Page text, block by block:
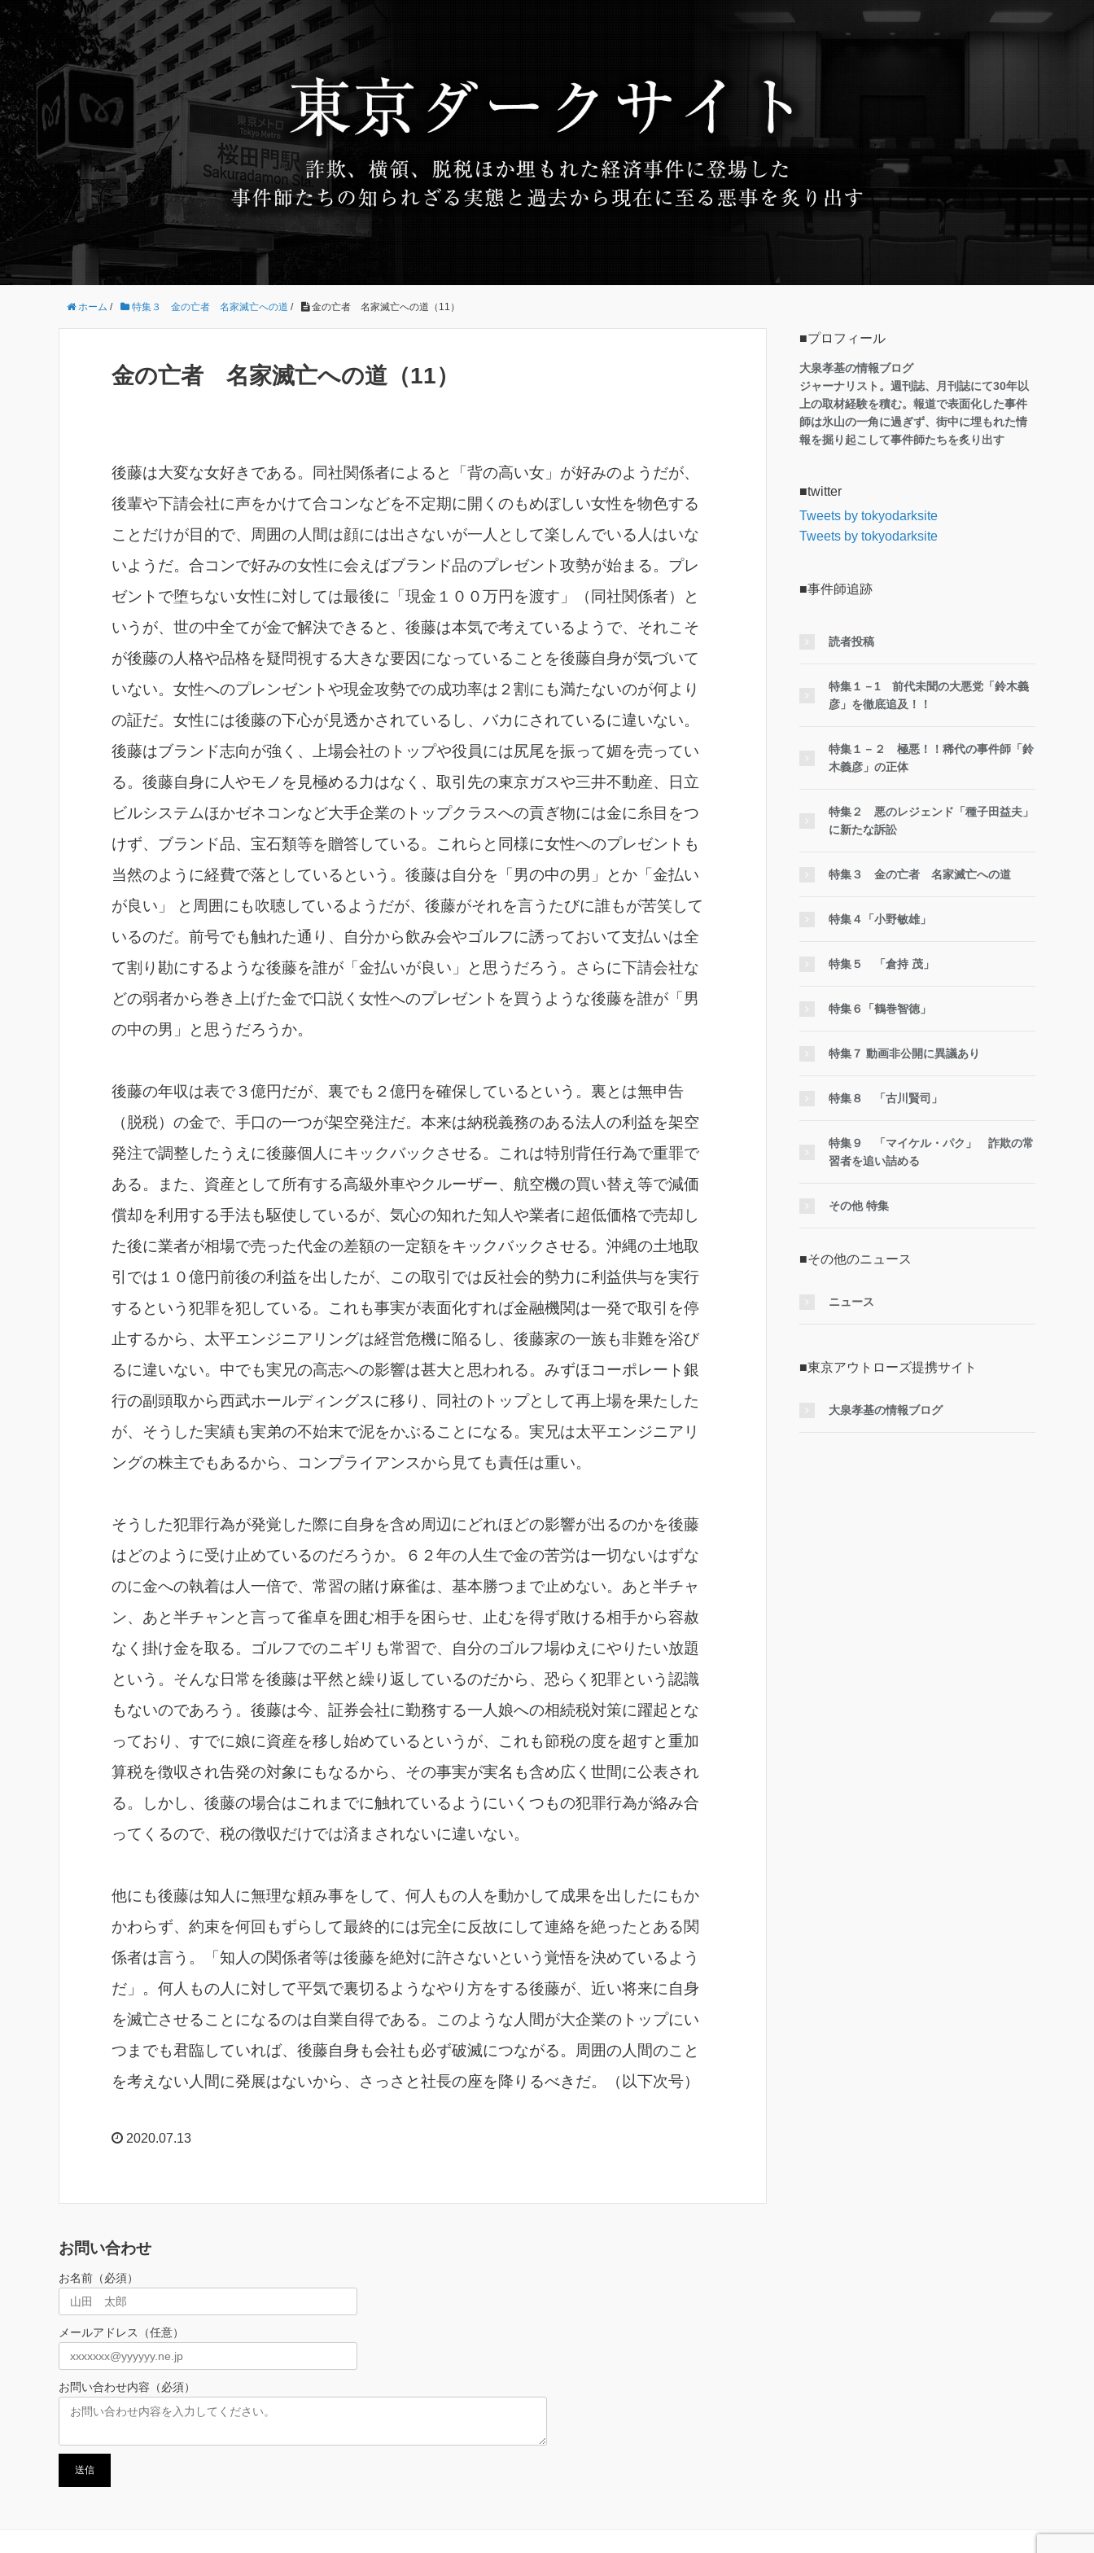
ホーム / 特集３ 金の亡者 名家滅亡への道 / 金の亡者 名家滅亡への道（11）
金の亡者 名家滅亡への道（11）
後藤は大変な女好きである。同社関係者によると「背の高い女」が好みのようだが、
後輩や下請会社に声をかけて合コンなどを不定期に開くのもめぼしい女性を物色する
ことだけが目的で、周囲の人間は顔には出さないが一人として楽しんでいる人はいな
いようだ。合コンで好みの女性に会えばブランド品のプレゼント攻勢が始まる。プレ
ゼントで堕ちない女性に対しては最後に「現金１００万円を渡す」（同社関係者）と
いうが、世の中全てが金で解決できると、後藤は本気で考えているようで、それこそ
が後藤の人格や品格を疑問視する大きな要因になっていることを後藤自身が気づいて
いない。女性へのプレンゼントや現金攻勢での成功率は２割にも満たないのが何より
の証だ。女性には後藤の下心が見透かされているし、バカにされているに違いない。
後藤はブランド志向が強く、上場会社のトップや役員には尻尾を振って媚を売ってい
る。後藤自身に人やモノを見極める力はなく、取引先の東京ガスや三井不動産、日立
ビルシステムほかゼネコンなど大手企業のトップクラスへの貢ぎ物には金に糸目をつ
けず、ブランド品、宝石類等を贈答している。これらと同様に女性へのプレゼントも
当然のように経費で落としているという。後藤は自分を「男の中の男」とか「金払い
が良い」 と周囲にも吹聴しているようだが、後藤がそれを言うたびに誰もが苦笑して
いるのだ。前号でも触れた通り、自分から飲み会やゴルフに誘っておいて支払いは全
て割り勘にするような後藤を誰が「金払いが良い」と思うだろう。さらに下請会社な
どの弱者から巻き上げた金で口説く女性へのプレゼントを買うような後藤を誰が「男
の中の男」と思うだろうか。
後藤の年収は表で３億円だが、裏でも２億円を確保しているという。裏とは無申告
（脱税）の金で、手口の一つが架空発注だ。本来は納税義務のある法人の利益を架空
発注で調整したうえに後藤個人にキックバックさせる。これは特別背任行為で重罪で
ある。また、資産として所有する高級外車やクルーザー、航空機の買い替え等で減価
償却を利用する手法も駆使しているが、気心の知れた知人や業者に超低価格で売却し
た後に業者が相場で売った代金の差額の一定額をキックバックさせる。沖縄の土地取
引では１０億円前後の利益を出したが、この取引では反社会的勢力に利益供与を実行
するという犯罪を犯している。これも事実が表面化すれば金融機関は一発で取引を停
止するから、太平エンジニアリングは経営危機に陥るし、後藤家の一族も非難を浴び
るに違いない。中でも実兄の高志への影響は甚大と思われる。みずほコーポレート銀
行の副頭取から西武ホールディングスに移り、同社のトップとして再上場を果たした
が、そうした実績も実弟の不始末で泥をかぶることになる。実兄は太平エンジニアリ
ングの株主でもあるから、コンプライアンスから見ても責任は重い。
そうした犯罪行為が発覚した際に自身を含め周辺にどれほどの影響が出るのかを後藤
はどのように受け止めているのだろうか。６２年の人生で金の苦労は一切ないはずな
のに金への執着は人一倍で、常習の賭け麻雀は、基本勝つまで止めない。あと半チャ
ン、あと半チャンと言って雀卓を囲む相手を困らせ、止むを得ず敗ける相手から容赦
なく掛け金を取る。ゴルフでのニギリも常習で、自分のゴルフ場ゆえにやりたい放題
という。そんな日常を後藤は平然と繰り返しているのだから、恐らく犯罪という認識
もないのであろう。後藤は今、証券会社に勤務する一人娘への相続税対策に躍起とな
っており、すでに娘に資産を移し始めているというが、これも節税の度を超すと重加
算税を徴収され告発の対象にもなるから、その事実が実名も含め広く世間に公表され
る。しかし、後藤の場合はこれまでに触れているようにいくつもの犯罪行為が絡み合
ってくるので、税の徴収だけでは済まされないに違いない。
他にも後藤は知人に無理な頼み事をして、何人もの人を動かして成果を出したにもか
かわらず、約束を何回もずらして最終的には完全に反故にして連絡を絶ったとある関
係者は言う。「知人の関係者等は後藤を絶対に許さないという覚悟を決めているよう
だ」。何人もの人に対して平気で裏切るようなやり方をする後藤が、近い将来に自身
を滅亡させることになるのは自業自得である。このような人間が大企業のトップにい
つまでも君臨していれば、後藤自身も会社も必ず破滅につながる。周囲の人間のこと
を考えない人間に発展はないから、さっさと社長の座を降りるべきだ。（以下次号）
2020.07.13
お問い合わせ
お名前（必須）
メールアドレス（任意）
お問い合わせ内容（必須）
■プロフィール
大泉孝基の情報ブログ
ジャーナリスト。週刊誌、月刊誌にて30年以
上の取材経験を積む。報道で表面化した事件
師は氷山の一角に過ぎず、街中に埋もれた情
報を掘り起こして事件師たちを炙り出す
■twitter
Tweets by tokyodarksite
Tweets by tokyodarksite
■事件師追跡
読者投稿
特集１－1 前代未聞の大悪党「鈴木義
彦」を徹底追及！！
特集１－２ 極悪！！稀代の事件師「鈴
木義彦」の正体
特集２ 悪のレジェンド「種子田益夫」
に新たな訴訟
特集３ 金の亡者 名家滅亡への道
特集４「小野敏雄」
特集５ 「倉持 茂」
特集６「鶴巻智徳」
特集７ 動画非公開に異議あり
特集８ 「古川賢司」
特集９ 「マイケル・パク」 詐欺の常
習者を追い詰める
その他 特集
■その他のニュース
ニュース
■東京アウトローズ提携サイト
大泉孝基の情報ブログ